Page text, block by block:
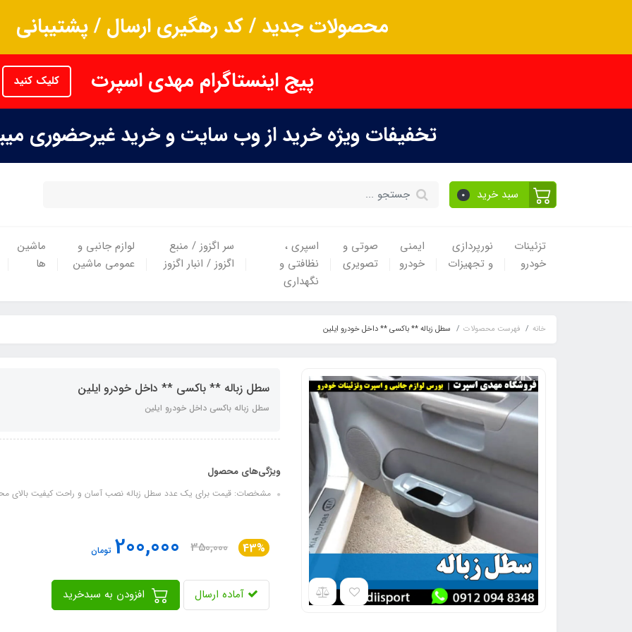
محصولات جدید / کد رهگیری ارسال / پشتیبانی
پیج اینستاگرام مهدی اسپرت
کلیک کنید
تخفیفات ویژه خرید از وب سایت و خرید غیرحضوری
سبد خرید 0
تزئینات
خودرو
نورپردازی
و تجهیزات
ایمنی
خودرو
صوتی و
تصویری
اسپری ،
نظافتی و
نگهداری
سر اگزوز / منبع
اگزوز / انبار اگزوز
لوازم جانبی و
عمومی ماشین
ماشین
ها
خانه فهرست محصولات سطل زباله ** باکسی ** داخل خودرو ایلین
سطل زباله ** باکسی ** داخل خودرو ایلین
سطل زباله باکسی داخل خودرو ایلین
ویژگی‌های محصول
مشخصات: قیمت برای یک عدد سطل زباله نصب آسان و راحت کیفیت بالای
43%
350,000
200,000 تومان
آماده ارسال